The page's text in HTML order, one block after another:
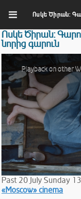
Ոսկե Ծիրան:
նորից գարուն
a
modal
window.
Playback on other
Past 20 July Sunday
«Moscow» cinema